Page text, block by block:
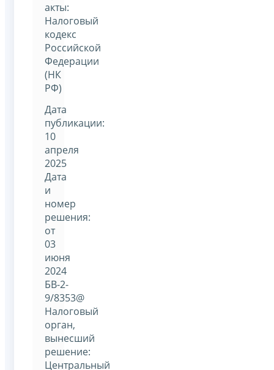
акты:
Налоговый
кодекс
Российской
Федерации
(НК
РФ)
Дата
публикации:
10
апреля
2025
Дата
и
номер
решения:
от
03
июня
2024
БВ-2-
9/8353@
Налоговый
орган,
вынесший
решение:
Центральный